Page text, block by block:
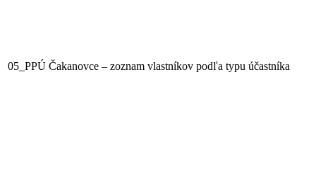
05_PPÚ Čakanovce – zoznam vlastníkov podľa typu účastníka